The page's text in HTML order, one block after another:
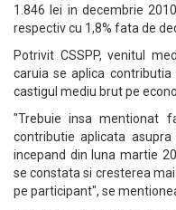
1.846 lei in decembrie
respectiv cu 1,8% fata de
Potrivit CSSPP, venitul
caruia se aplica
castigul mediu brut pe
"Trebuie insa mentionat
contributie aplicata
incepand din luna martie
se constata si cresterea
pe participant", se